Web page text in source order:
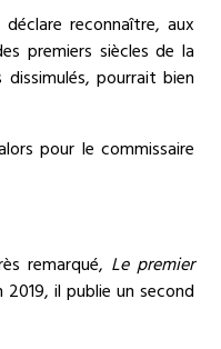
reconnaître, aux
premiers siècles de la
pourrait bien
pour le commissaire
remarqué, Le premier
il publie un second